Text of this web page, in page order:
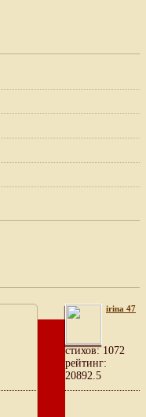
irina 47
cтихов: 1072
рейтинг:
20892.5